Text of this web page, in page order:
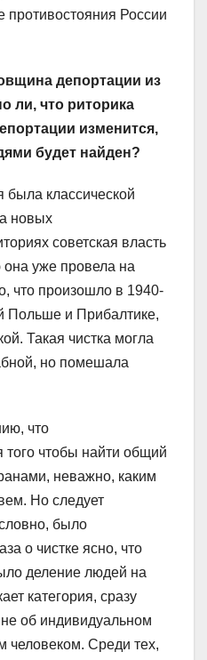
противостояния России
депортации из
ли, что риторика
изменится,
будет найден?
классической
новых
советская власть
она уже провела на
что произошло в 1940-
Польше и Прибалтике,
Такая чистка могла
но помешала
что
того чтобы найти общий
неважно, каким
Но следует
было
о чистке ясно, что
деление людей на
категория, сразу
не об индивидуальном
человеком. Среди тех,